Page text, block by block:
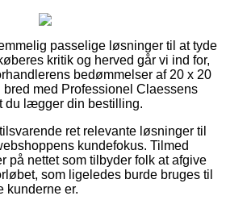
passelige løsninger til at tyde
kritik og herved går vi ind for,
bedømmelser af 20 x 20
med Professionel Claessens
du lægger din bestilling.
ret relevante løsninger til
kundefokus. Tilmed
på nettet som tilbyder folk at afgive
som ligeledes burde bruges til
kunderne er.